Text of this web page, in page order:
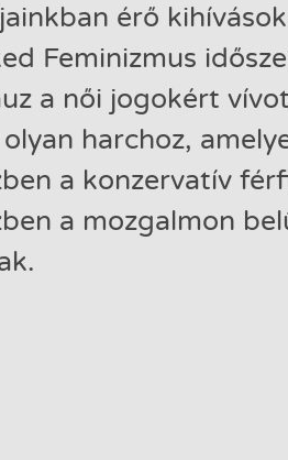
érő
Feminizmus
a női jogokért
harchoz,
a konzervatív
a mozgalmon